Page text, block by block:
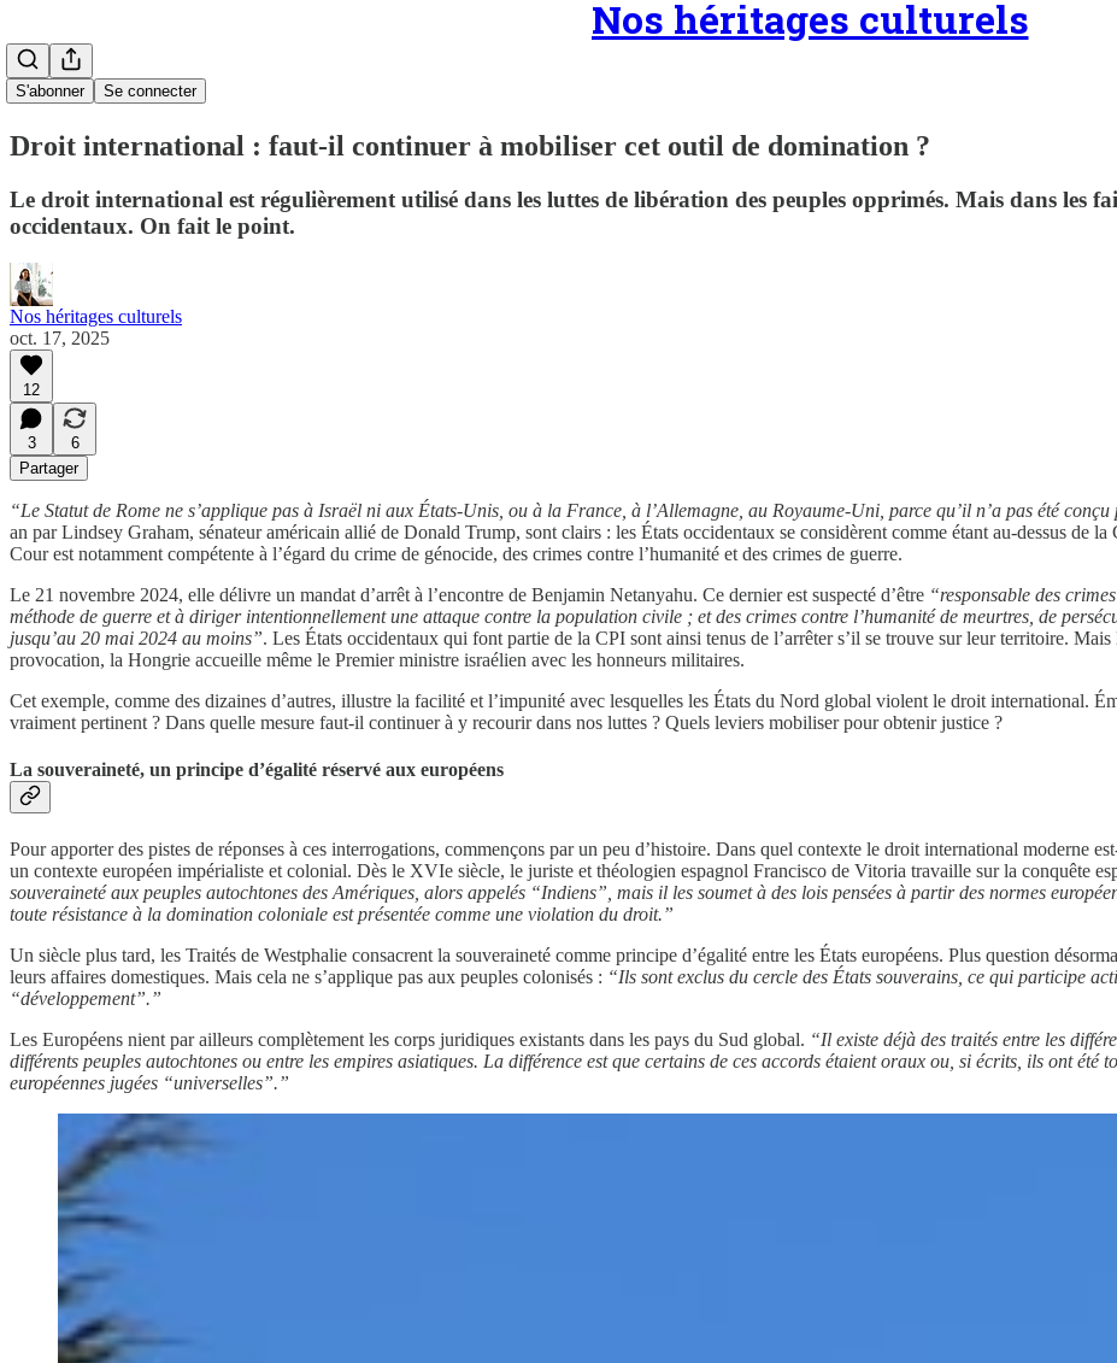
Nos héritages culturels
S'abonner Se connecter
Droit international : faut-il continuer à mobiliser cet outil de domination ?
Le droit international est régulièrement utilisé dans les luttes de libération des peuples opprimés. Mais dans les
occidentaux. On fait le point.
Nos héritages culturels
oct. 17, 2025
12
3
6
Partager
“Le Statut de Rome ne s’applique pas à Israël ni aux États-Unis, ou à la France, à l’Allemagne, au Royaume-Uni, parce qu’il n’a pas été
an par Lindsey Graham, sénateur américain allié de Donald Trump, sont clairs : les États occidentaux se considèrent comme étant au-dessus de
Cour est notamment compétente à l’égard du crime de génocide, des crimes contre l’humanité et des crimes de guerre.
Le 21 novembre 2024, elle délivre un mandat d’arrêt à l’encontre de Benjamin Netanyahu. Ce dernier est suspecté d’être “responsable des
méthode de guerre et à diriger intentionnellement une attaque contre la population civile ; et des crimes contre l’humanité de meurtres, de
jusqu’au 20 mai 2024 au moins”. Les États occidentaux qui font partie de la CPI sont ainsi tenus de l’arrêter s’il se trouve sur leur territoire.
provocation, la Hongrie accueille même le Premier ministre israélien avec les honneurs militaires.
Cet exemple, comme des dizaines d’autres, illustre la facilité et l’impunité avec lesquelles les États du Nord global violent le droit international.
vraiment pertinent ? Dans quelle mesure faut-il continuer à y recourir dans nos luttes ? Quels leviers mobiliser pour obtenir justice ?
La souveraineté, un principe d’égalité réservé aux européens
Pour apporter des pistes de réponses à ces interrogations, commençons par un peu d’histoire. Dans quel contexte le droit international moderne
un contexte européen impérialiste et colonial. Dès le XVIe siècle, le juriste et théologien espagnol Francisco de Vitoria travaille sur la conquête
souveraineté aux peuples autochtones des Amériques, alors appelés “Indiens”, mais il les soumet à des lois pensées à partir des normes
toute résistance à la domination coloniale est présentée comme une violation du droit.”
Un siècle plus tard, les Traités de Westphalie consacrent la souveraineté comme principe d’égalité entre les États européens. Plus question
leurs affaires domestiques. Mais cela ne s’applique pas aux peuples colonisés : “Ils sont exclus du cercle des États souverains, ce qui participe
“développement”.”
Les Européens nient par ailleurs complètement les corps juridiques existants dans les pays du Sud global. “Il existe déjà des traités entre les
différents peuples autochtones ou entre les empires asiatiques. La différence est que certains de ces accords étaient oraux ou, si écrits, ils ont été
européennes jugées “universelles”.”